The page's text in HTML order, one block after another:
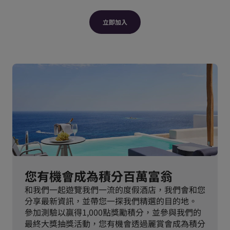
立即加入
您有機會成為積分百萬富翁
和我們一起遊覽我們一流的度假酒店，我們會和您
分享最新資訊，並帶您一探我們精選的目的地。
參加測驗以贏得1,000點獎勵積分，並參與我們的
最終大獎抽獎活動，您有機會透過麗賞會成為積分